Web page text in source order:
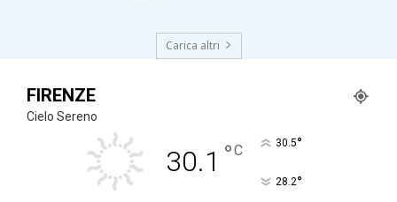
Carica altri
FIRENZE
Cielo Sereno
30.1 °C 30.5°
28.2°